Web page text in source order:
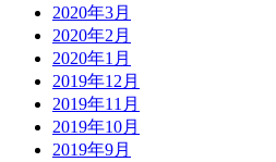
2020年3月
2020年2月
2020年1月
2019年12月
2019年11月
2019年10月
2019年9月